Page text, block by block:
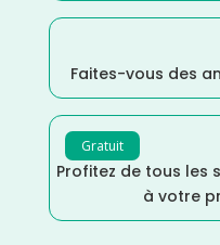
Faites-vous des
Gratuit
Profitez de tous les
à votre